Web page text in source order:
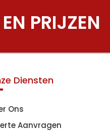
PRIJZEN
Diensten
Ons
Aanvragen